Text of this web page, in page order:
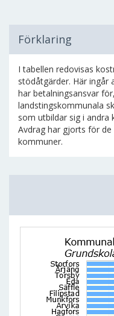
Förklaring
I tabellen redovisas
stödåtgärder. Här ingår
har betalningsansvar
landstingskommunala
som utbildar sig i andra
Avdrag har gjorts för
kommuner.